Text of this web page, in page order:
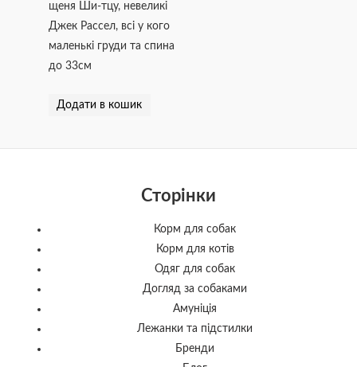
щеня Ши-тцу, невеликі
Джек Рассел, всі у кого
маленькі груди та спина
до 33см
Додати в кошик
Сторінки
Корм для собак
Корм для котів
Одяг для собак
Догляд за собаками
Амуніція
Лежанки та підстилки
Бренди